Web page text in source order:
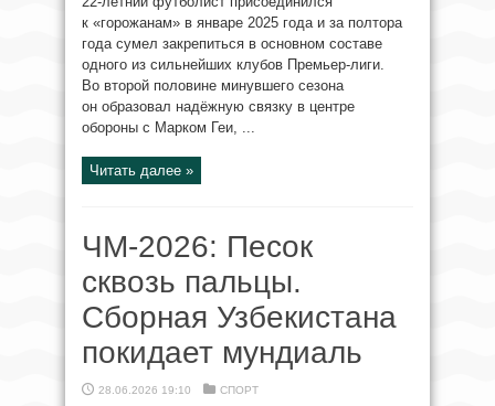
к «горожанам» в январе 2025 года и за полтора
года сумел закрепиться в основном составе
одного из сильнейших клубов Премьер-лиги.
Во второй половине минувшего сезона
он образовал надёжную связку в центре
обороны с Марком Геи, ...
Читать далее »
ЧМ-2026: Песок
сквозь пальцы.
Сборная Узбекистана
покидает мундиаль
28.06.2026 19:10 СПОРТ